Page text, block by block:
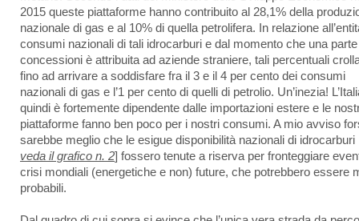
2015 queste piattaforme hanno contribuito al 28,1% della
nazionale di gas e al 10% di quella petrolifera. In relazione
consumi nazionali di tali idrocarburi e dal momento che una
concessioni è attribuita ad aziende straniere, tali percentuali
fino ad arrivare a soddisfare fra il 3 e il 4 per cento dei consumi
nazionali di gas e l’1 per cento di quelli di petrolio. Un’inezia!
quindi è fortemente dipendente dalle importazioni estere e le
piattaforme fanno ben poco per i nostri consumi. A mio avviso
sarebbe meglio che le esigue disponibilità nazionali di idrocarburi
veda il grafico n. 2] fossero tenute a riserva per fronteggiare
crisi mondiali (energetiche e non) future, che potrebbero essere
probabili.